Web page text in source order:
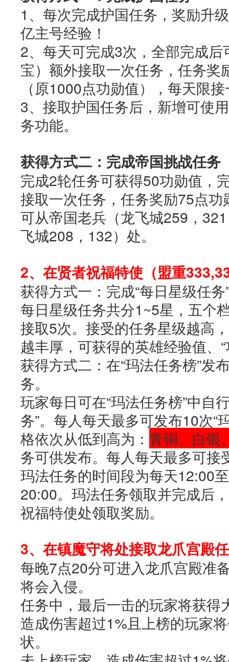
1、每次完成护国任务，奖励升
亿主号经验！
2、每天可完成3次，全部完成
宝）额外接取一次任务，任务奖
（原1000点功勋值），每天限
3、接取护国任务后，新增可使
务功能。
获得方式二：完成帝国挑战任务
完成2轮任务可获得50功勋值，
接取一次任务，任务奖励75点
可从帝国老兵（龙飞城259，
飞城208，132）处。
2、在贤者祝福特使（盟重
获得方式一：完成“每日星级任务
每日星级任务共分1~5星，五个
接取5次。接受的任务星级越高
越丰厚，可获得的英雄经验值、
获得方式二：在“玛法任务榜”发
务。
玩家每日可在“玛法任务榜”中自
务”。每人每天最多可发布10次“
格依次从低到高为： 青铜、白银
务可供发布。每人每天最多可接
玛法任务的时间段为每天12:00
20:00。玛法任务领取并完成后
祝福特使处领取奖励。
3、在镇魔守将处接取龙爪宫殿
每晚7点20分可进入龙爪宫殿准
将会入侵。
任务中，最后一击的玩家将获得
造成伤害超过1%且上榜的玩家
状。